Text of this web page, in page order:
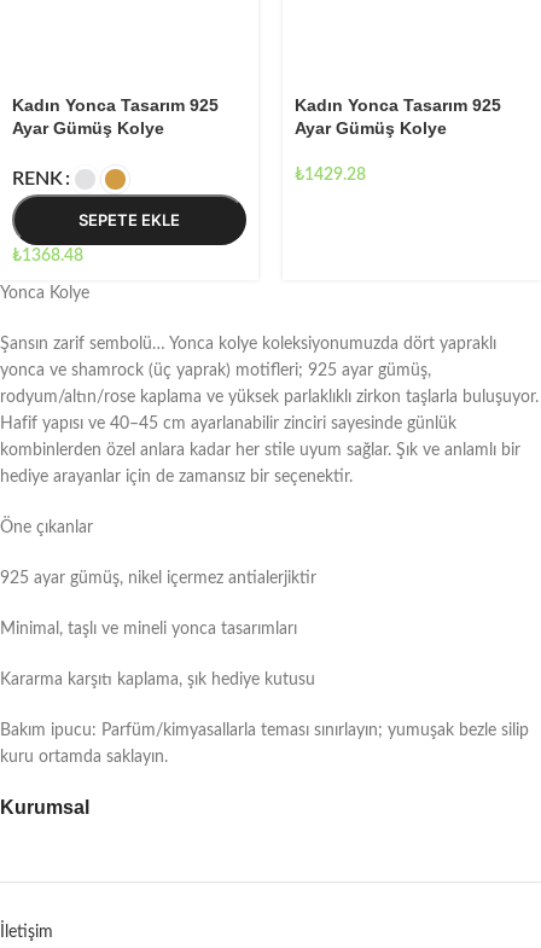
Kadın Yonca Tasarım 925
Ayar Gümüş Kolye
RENK
SEPETE EKLE
₺1368.48
Kadın Yonca Tasarım 925
Ayar Gümüş Kolye
₺1429.28
Yonca Kolye
Şansın zarif sembolü… Yonca kolye koleksiyonumuzda dört yapraklı
yonca ve shamrock (üç yaprak) motifleri; 925 ayar gümüş,
rodyum/altın/rose kaplama ve yüksek parlaklıklı zirkon taşlarla buluşuyor.
Hafif yapısı ve 40–45 cm ayarlanabilir zinciri sayesinde günlük
kombinlerden özel anlara kadar her stile uyum sağlar. Şık ve anlamlı bir
hediye arayanlar için de zamansız bir seçenektir.
Öne çıkanlar
925 ayar gümüş, nikel içermez antialerjiktir
Minimal, taşlı ve mineli yonca tasarımları
Kararma karşıtı kaplama, şık hediye kutusu
Bakım ipucu: Parfüm/kimyasallarla teması sınırlayın; yumuşak bezle silip
kuru ortamda saklayın.
Kurumsal
İletişim